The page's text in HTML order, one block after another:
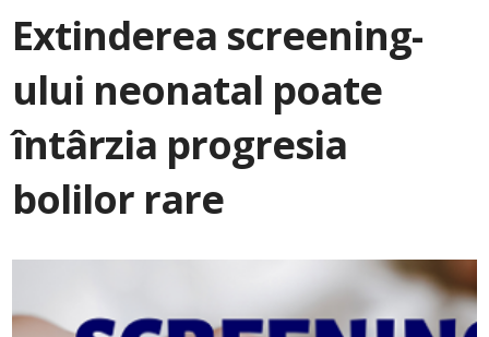
Extinderea screening-
ului neonatal poate
întârzia progresia
bolilor rare